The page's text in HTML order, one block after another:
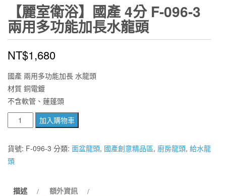
【麗室衛浴】國產 4分 F-096-3
兩用多功能加長水龍頭
NT$1,680
國產 兩用多功能加長 水龍頭
材質 銅電鍍
不含軟管、蓮蓬頭
【麗
室
衛
浴】
國
加入購物車
貨號: F-096-3 分類: 面盆龍頭, 國產創意精品區, 廚房龍頭, 給水龍
頭
描述 額外資訊